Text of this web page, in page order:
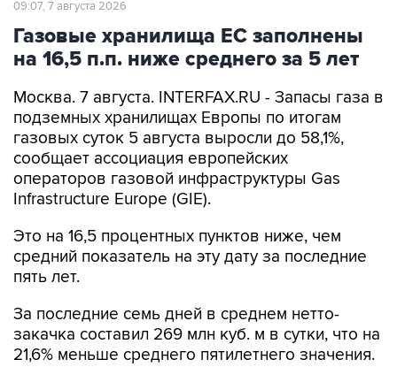
09:07, 7 августа 2026
Газовые хранилища ЕС заполнены
на 16,5 п.п. ниже среднего за 5 лет
Москва. 7 августа. INTERFAX.RU - Запасы газа в
подземных хранилищах Европы по итогам
газовых суток 5 августа выросли до 58,1%,
сообщает ассоциация европейских
операторов газовой инфраструктуры Gas
Infrastructure Europe (GIE).
Это на 16,5 процентных пунктов ниже, чем
средний показатель на эту дату за последние
пять лет.
За последние семь дней в среднем нетто-
закачка составил 269 млн куб. м в сутки, что на
21,6% меньше среднего пятилетнего значения.